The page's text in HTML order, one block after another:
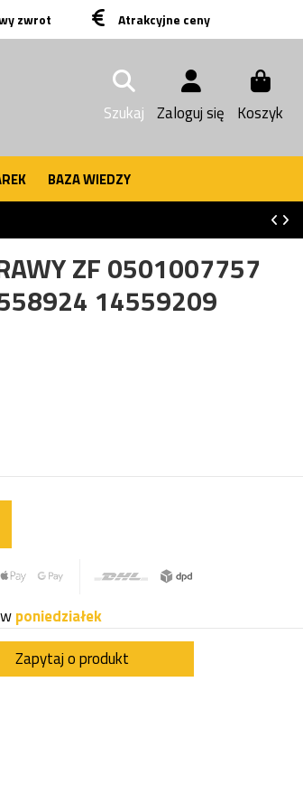
zwrot Atrakcyjne ceny
Szukaj Zaloguj się Koszyk
BAZA WIEDZY
ZF 0501007757
14559209
poniedziałek
Zapytaj o produkt